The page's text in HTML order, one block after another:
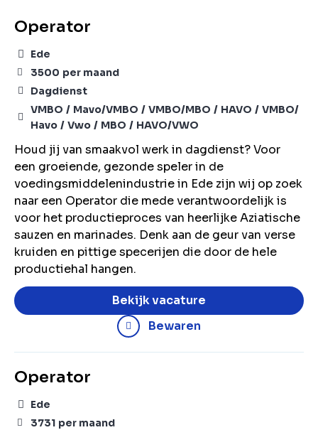
Operator
Ede
3500 per maand
Dagdienst
VMBO
Mavo/VMBO VMBO/MBO HAVO
VMBO/
Havo
Vwo MBO HAVO/VWO
Houd jij van smaakvol werk in dagdienst? Voor
een groeiende, gezonde speler in de
voedingsmiddelenindustrie in Ede zijn wij op zoek
naar een Operator die mede verantwoordelijk is
voor het productieproces van heerlijke Aziatische
sauzen en marinades. Denk aan de geur van verse
kruiden en pittige specerijen die door de hele
productiehal hangen.
Bekijk vacature
Bewaren
Operator
Ede
3731 per maand